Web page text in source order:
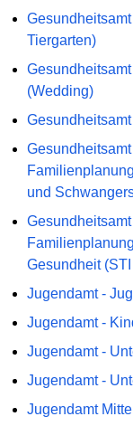
Tiergarten)
(Wedding)
und
Gesundheit
Jugendamt -
Jugendamt -
Jugendamt -
Jugendamt -
Jugendamt